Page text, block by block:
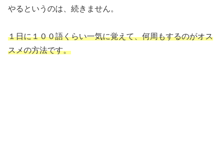
やるというのは、続きません。
１日に１００語くらい一気に覚えて、何周もするのがオス
スメの方法です。